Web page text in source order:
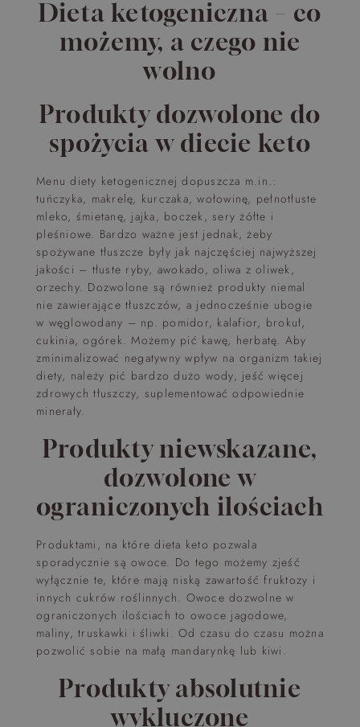
Dieta ketogeniczna – co
możemy, a czego nie
wolno
Produkty dozwolone do
spożycia w diecie keto
Menu diety ketogenicznej dopuszcza m.in.:
tuńczyka, makrelę, kurczaka, wołowinę, pełnotłuste
mleko, śmietanę, jajka, boczek, sery żółte i
pleśniowe. Bardzo ważne jest jednak, żeby
spożywane tłuszcze były jak najczęściej najwyższej
jakości – tłuste ryby, awokado, oliwa z oliwek,
orzechy. Dozwolone są również produkty niemal
nie zawierające tłuszczów, a jednocześnie ubogie
w węglowodany – np. pomidor, kalafior, brokuł,
cukinia, ogórek. Możemy pić kawę, herbatę. Aby
zminimalizować negatywny wpływ na organizm takiej
diety, należy pić bardzo dużo wody, jeść więcej
zdrowych tłuszczy, suplementować odpowiednie
minerały.
Produkty niewskazane,
dozwolone w
ograniczonych ilościach
Produktami, na które dieta keto pozwala
sporadycznie są owoce. Do tego możemy zjeść
wyłącznie te, które mają niską zawartość fruktozy i
innych cukrów roślinnych. Owoce dozwolne w
ograniczonych ilościach to owoce jagodowe,
maliny, truskawki i śliwki. Od czasu do czasu można
pozwolić sobie na małą mandarynkę lub kiwi.
Produkty absolutnie
wykluczone